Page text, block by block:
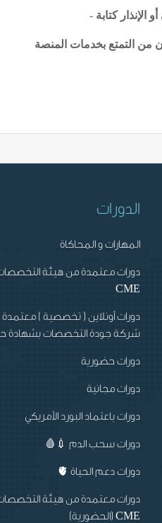
الإنذار كتابة -
من التمتع بخدمات المنصة
الدورات
المهارات و المحاكاة
دورات معتمدة من هيئة
CME
دورات أونلاين ( تخصصية )
شركة جودة التخصصات بشهادة
دورات حضورية
دورات مجانية
دورات باعتماد البورد الأمريكي
دورات سحب الدم 💉🩸
دورات دعم الحياة 🫀
دورات معتمدة من هيئة
CME (الحضورية)